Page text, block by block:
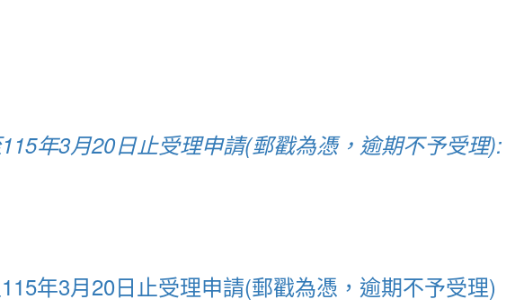
年3月20日止受理申請(郵戳為憑，逾期不予受理):
年3月20日止受理申請(郵戳為憑，逾期不予受理)